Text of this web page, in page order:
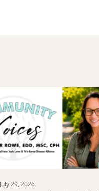
July 29, 2026